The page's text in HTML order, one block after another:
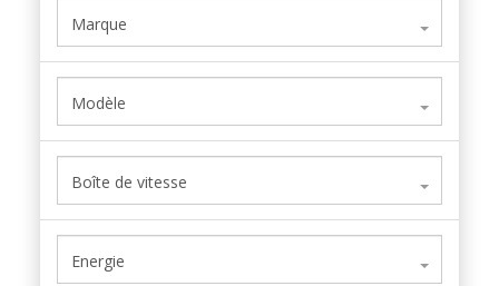
Marque
Modèle
Boîte de vitesse
Energie